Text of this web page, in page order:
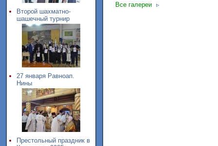
Второй шахматно-
шашечный турнир
27 января Равноап.
Нины
Престольный праздник в
Все галереи